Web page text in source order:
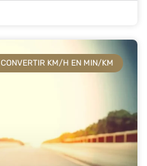
CONVERTIR KM/H EN MIN/KM